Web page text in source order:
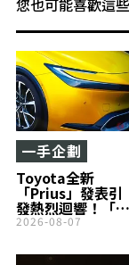
您也可能喜歡這
Toyota全新
「Prius」發表引
發熱烈迴響！「黑
化塗裝超帥！」
『GR』登場！」
一手企劃
2026-08-07